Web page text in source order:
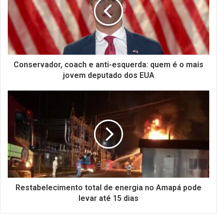
Conservador, coach e anti-esquerda: quem é o mais
jovem deputado dos EUA
Restabelecimento total de energia no Amapá pode
levar até 15 dias